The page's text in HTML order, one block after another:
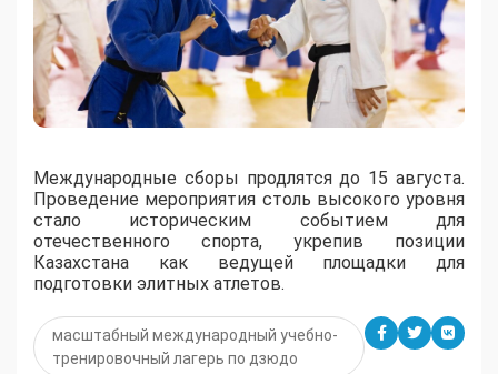
Международные сборы продлятся до 15 августа.
Проведение мероприятия столь высокого уровня
стало историческим событием для
отечественного спорта, укрепив позиции
Казахстана как ведущей площадки для
подготовки элитных атлетов.
масштабный международный учебно-
тренировочный лагерь по дзюдо